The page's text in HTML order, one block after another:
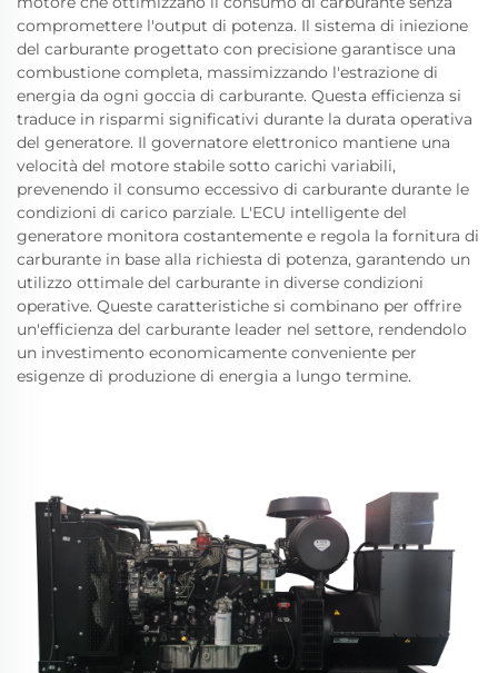
compromettere l'output di potenza. Il sistema di iniezione
del carburante progettato con precisione garantisce una
combustione completa, massimizzando l'estrazione di
energia da ogni goccia di carburante. Questa efficienza si
traduce in risparmi significativi durante la durata operativa
del generatore. Il governatore elettronico mantiene una
velocità del motore stabile sotto carichi variabili,
prevenendo il consumo eccessivo di carburante durante le
condizioni di carico parziale. L'ECU intelligente del
generatore monitora costantemente e regola la fornitura di
carburante in base alla richiesta di potenza, garantendo un
utilizzo ottimale del carburante in diverse condizioni
operative. Queste caratteristiche si combinano per offrire
un'efficienza del carburante leader nel settore, rendendolo
un investimento economicamente conveniente per
esigenze di produzione di energia a lungo termine.